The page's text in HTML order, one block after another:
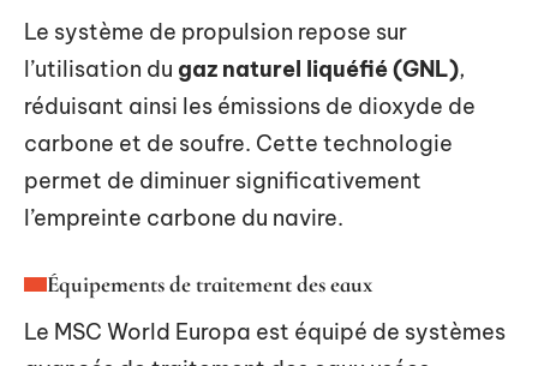
Le système de propulsion repose sur
l’utilisation du gaz naturel liquéfié (GNL),
réduisant ainsi les émissions de dioxyde de
carbone et de soufre. Cette technologie
permet de diminuer significativement
l’empreinte carbone du navire.
Équipements de traitement des eaux
Le MSC World Europa est équipé de systèmes